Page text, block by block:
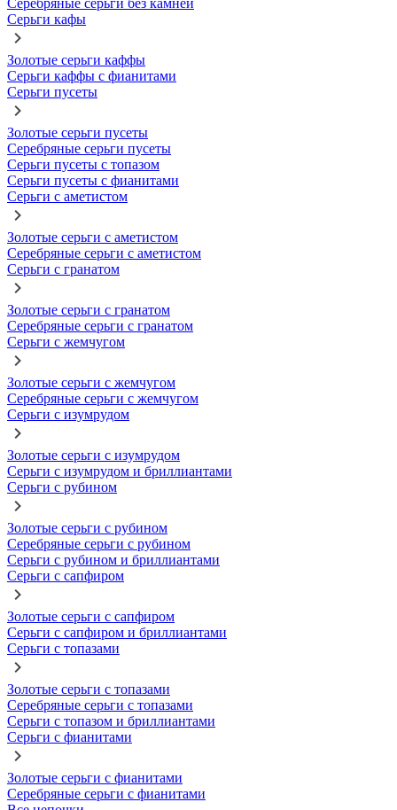
Серебряные серьги без камней
Серьги кафы
Золотые серьги каффы
Серьги каффы с фианитами
Серьги пусеты
Золотые серьги пусеты
Серебряные серьги пусеты
Серьги пусеты с топазом
Серьги пусеты с фианитами
Серьги с аметистом
Золотые серьги с аметистом
Серебряные серьги с аметистом
Серьги с гранатом
Золотые серьги с гранатом
Серебряные серьги с гранатом
Серьги с жемчугом
Золотые серьги с жемчугом
Серебряные серьги с жемчугом
Серьги с изумрудом
Золотые серьги с изумрудом
Серьги с изумрудом и бриллиантами
Серьги с рубином
Золотые серьги с рубином
Серебряные серьги с рубином
Серьги с рубином и бриллиантами
Серьги с сапфиром
Золотые серьги с сапфиром
Серьги с сапфиром и бриллиантами
Серьги с топазами
Золотые серьги с топазами
Серебряные серьги с топазами
Серьги с топазом и бриллиантами
Серьги с фианитами
Золотые серьги с фианитами
Серебряные серьги с фианитами